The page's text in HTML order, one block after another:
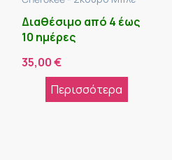
Διαθέσιμο από 4 έως
10 ημέρες
35,00€
Περισσότερα